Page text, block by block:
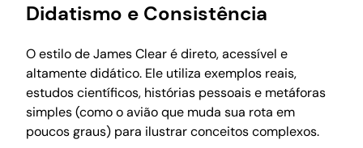
Didatismo e Consistência
O estilo de James Clear é direto, acessível e
altamente didático. Ele utiliza exemplos reais,
estudos científicos, histórias pessoais e metáforas
simples (como o avião que muda sua rota em
poucos graus) para ilustrar conceitos complexos.